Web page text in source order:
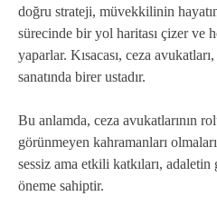
doğru strateji, müvekkilinin
sürecinde bir yol haritası çizer ve
yaparlar. Kısacası, ceza
sanatında birer ustadır.
Bu anlamda, ceza avukatlarının
görünmeyen kahramanları
sessiz ama etkili katkıları,
öneme sahiptir.